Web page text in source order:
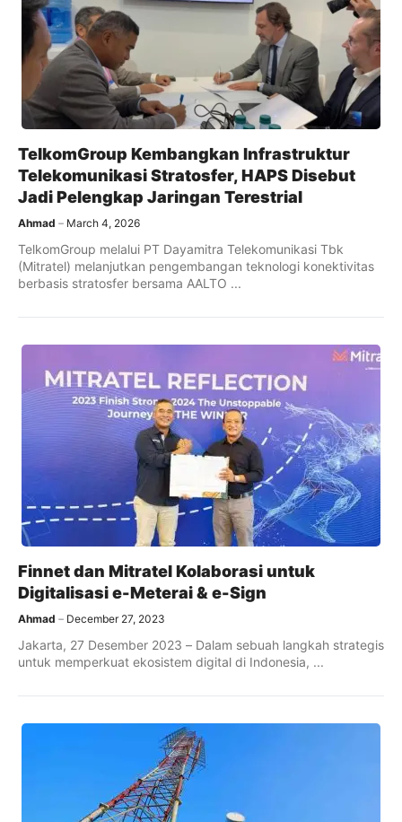
TelkomGroup Kembangkan Infrastruktur
Telekomunikasi Stratosfer, HAPS Disebut
Jadi Pelengkap Jaringan Terestrial
Ahmad March 4, 2026
TelkomGroup melalui PT Dayamitra Telekomunikasi Tbk
(Mitratel) melanjutkan pengembangan teknologi konektivitas
berbasis stratosfer bersama AALTO ...
Finnet dan Mitratel Kolaborasi untuk
Digitalisasi e-Meterai & e-Sign
Ahmad December 27, 2023
Jakarta, 27 Desember 2023 – Dalam sebuah langkah strategis
untuk memperkuat ekosistem digital di Indonesia, ...